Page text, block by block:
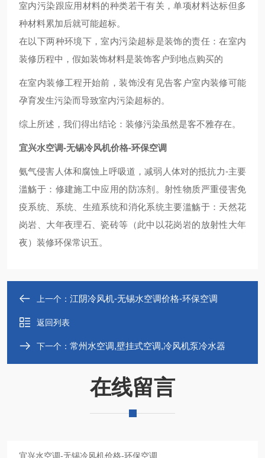
室内污染跟应用材料的种类若干有关，单项材料达标但多
种材料累加后就可能超标。
在以下两种环境下，室内污染超标是装饰的责任：在室内
装修历程中，假如装饰材料是装饰客户到地点购买的
在室内装修工程开始前，装饰没有见告客户室内装修可能
孕育发生污染而导致室内污染超标的。
综上所述，我们得出结论：装修污染虽然是客不雅存在。
宜兴水空调-无锡冷风机价格-环保空调
氨气侵害人体和腐蚀上呼吸道，减弱人体对的抵抗力-主要
滥觞于：修建施工中应用的防冻剂。射性物质严重侵害免
疫系统、系统、生殖系统和消化系统主要滥觞于：天然花
岗岩、大年夜理石、瓷砖等（此中以花岗岩的放射性大年
夜）装修环保常识五。
上一个： 江阴冷风机-无锡水空调价格-环保空调
返回列表
下一个： 常州水空调,壁挂式空调,冷风机泵冷水器
在线留言